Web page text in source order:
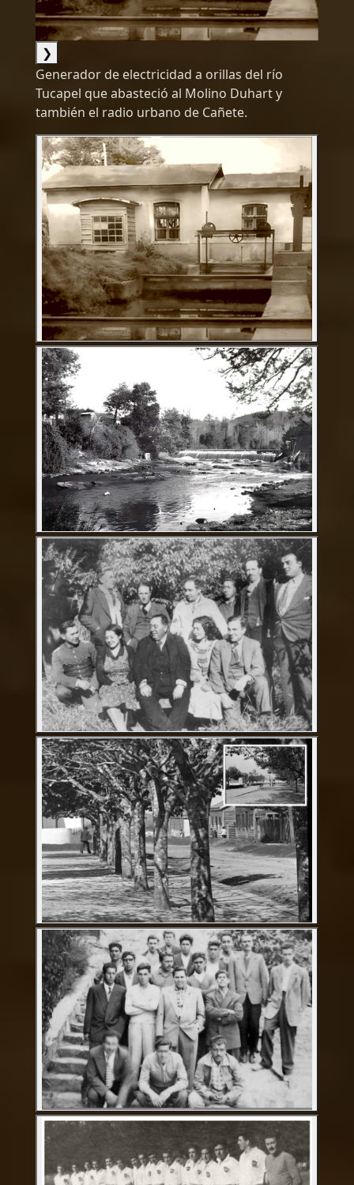
❯
Generador de electricidad a orillas del río
Tucapel que abasteció al Molino Duhart y
también el radio urbano de Cañete.